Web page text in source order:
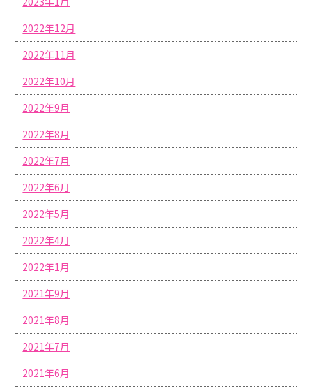
2022年12月
2022年11月
2022年10月
2022年9月
2022年8月
2022年7月
2022年6月
2022年5月
2022年4月
2022年1月
2021年9月
2021年8月
2021年7月
2021年6月